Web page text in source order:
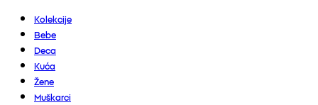
Kolekcije
Bebe
Deca
Kuća
Žene
Muškarci